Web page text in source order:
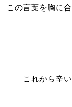
この言葉を胸に
これから辛